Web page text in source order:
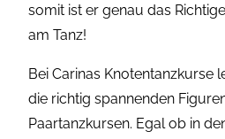
somit ist er genau das
am Tanz!
Bei Carinas Knotentanzkurse
die richtig spannenden
Paartanzkursen. Egal ob in